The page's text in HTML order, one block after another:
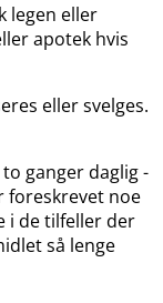
legen eller
apotek hvis
eller svelges.
ganger daglig -
foreskrevet noe
i de tilfeller der
så lenge